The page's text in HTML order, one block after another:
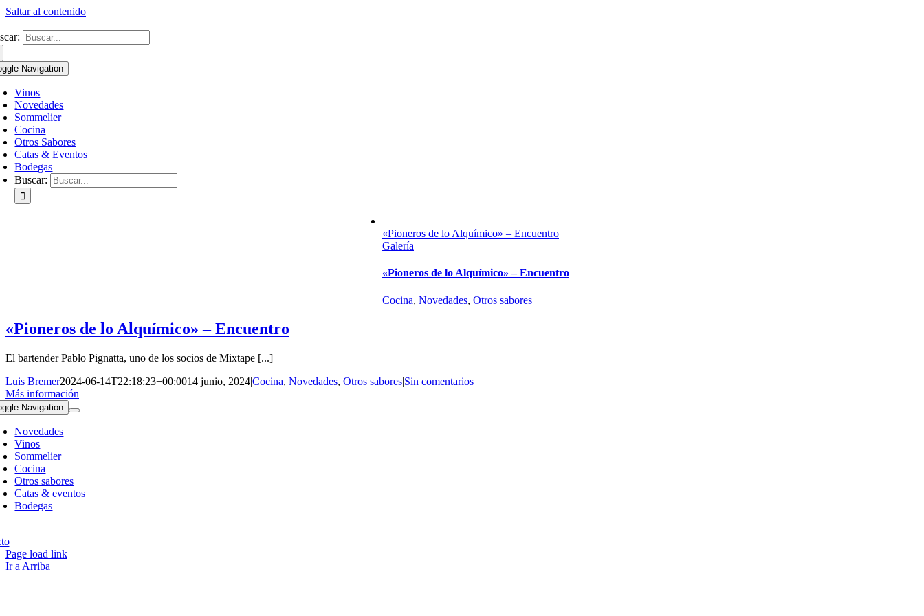
Saltar al contenido
Navigation
Vinos
Novedades
Sommelier
Cocina
Otros Sabores
Catas & Eventos
Bodegas
Buscar:
«Pioneros de lo Alquímico» – Encuentro
Galería
«Pioneros de lo Alquímico» – Encuentro
Cocina, Novedades, Otros sabores
«Pioneros de lo Alquímico» – Encuentro
El bartender Pablo Pignatta, uno de los socios de Mixtape [...]
Luis Bremer2024-06-14T22:18:23+00:0014 junio, 2024|Cocina, Novedades, Otros sabores|Sin comentarios
Más información
Navigation
Novedades
Vinos
Sommelier
Cocina
Otros sabores
Catas & eventos
Bodegas
Page load link
Ir a Arriba